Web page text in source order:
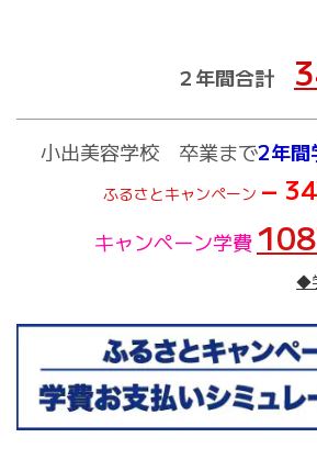
２年間合計
小出美容学校 卒業まで2年間
ふるさとキャンペーン − 34
キャンペーン学費
◆